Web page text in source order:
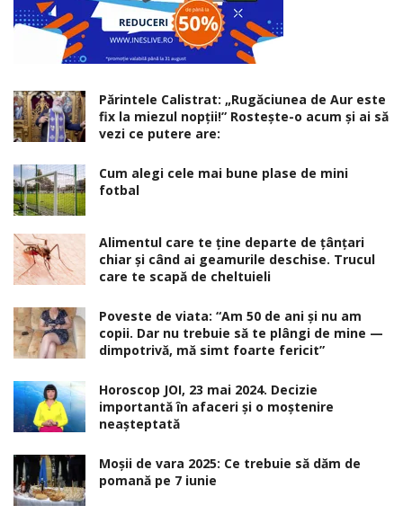
Părintele Calistrat: „Rugăciunea de Aur este
fix la miezul nopţii!” Rosteşte-o acum şi ai să
vezi ce putere are:
Cum alegi cele mai bune plase de mini
fotbal
Alimentul care te ține departe de țânțari
chiar și când ai geamurile deschise. Trucul
care te scapă de cheltuieli
Poveste de viata: “Am 50 de ani și nu am
copii. Dar nu trebuie să te plângi de mine —
dimpotrivă, mă simt foarte fericit”
Horoscop JOI, 23 mai 2024. Decizie
importantă în afaceri şi o moştenire
neaşteptată
Moșii de vara 2025: Ce trebuie să dăm de
pomană pe 7 iunie